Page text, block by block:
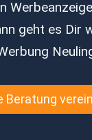
geht es Dir
Beratung